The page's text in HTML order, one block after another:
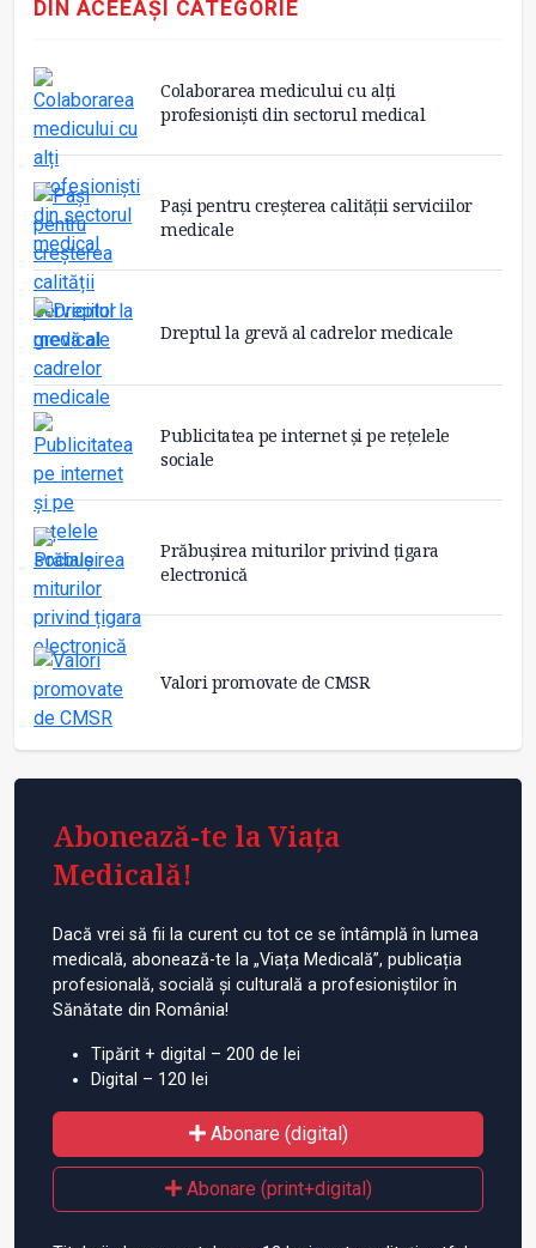
DIN ACEEAȘI CATEGORIE
Colaborarea medicului cu alți
profesioniști din sectorul medical
Pași pentru creșterea calității serviciilor
medicale
Dreptul la grevă al cadrelor medicale
Publicitatea pe internet și pe rețelele
sociale
Prăbușirea miturilor privind țigara
electronică
Valori promovate de CMSR
Abonează-te la Viața
Medicală!
Dacă vrei să fii la curent cu tot ce se întâmplă în lumea
medicală, abonează-te la „Viața Medicală”, publicația
profesională, socială și culturală a profesioniștilor în
Sănătate din România!
Tipărit + digital – 200 de lei
Digital – 120 lei
Abonare (digital)
Abonare (print+digital)